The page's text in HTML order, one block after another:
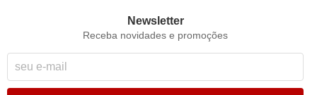
Newsletter
Receba novidades e promoções